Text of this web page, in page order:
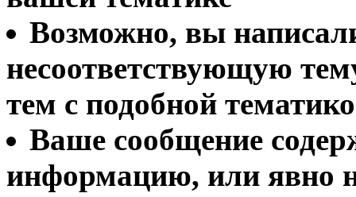
Возможно, вы
несоответствующую
тем с подобной
Ваше сообщение
информацию, или явно